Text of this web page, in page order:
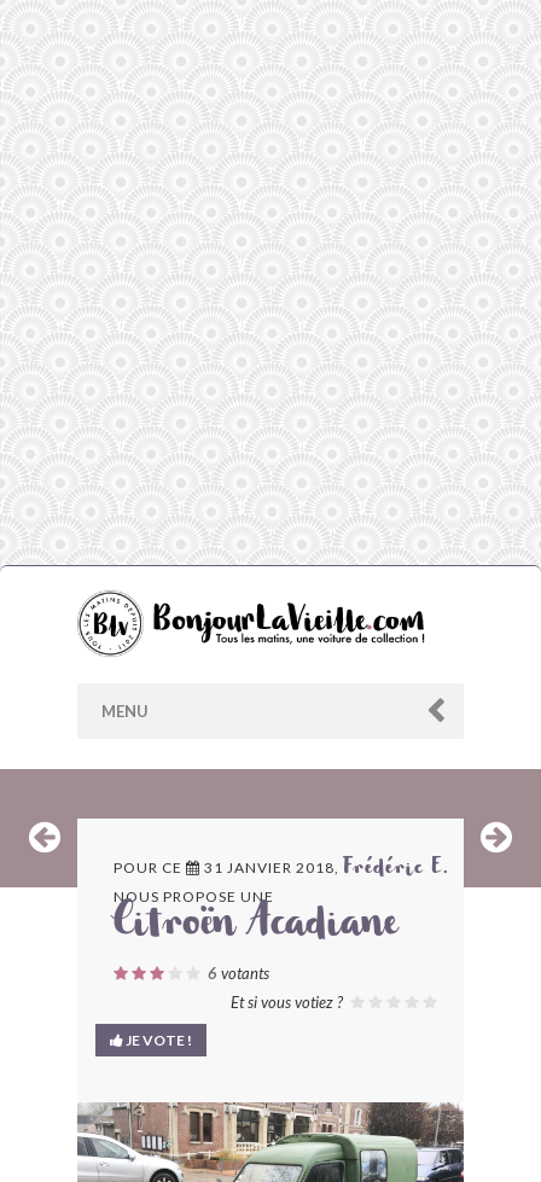
MENU
ARCHIVES
LES CONTRIBUTEURS
LE BLOG
BONJOURLAVIEILLE ?
MODÈLES ET MARQUES
POUR CE 31 JANVIER 2018, Frédéric E.
NOUS PROPOSE UNE
Citroën Acadiane
6 votants
Et si vous votiez ?
JE VOTE !